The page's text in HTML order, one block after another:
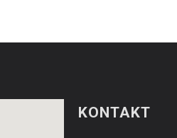
KONTAKT